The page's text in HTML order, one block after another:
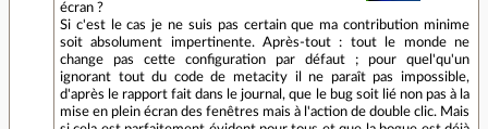
écran ?
Si c'est le cas je ne suis pas certain que ma contribution minime
soit absolument impertinente. Après-tout : tout le monde ne
change pas cette configuration par défaut ; pour quel'qu'un
ignorant tout du code de metacity il ne paraît pas impossible,
d'après le rapport fait dans le journal, que le bug soit lié non pas à la
mise en plein écran des fenêtres mais à l'action de double clic. Mais